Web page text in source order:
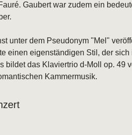
Gaubert war zudem ein
unter dem Pseudonym "Mel"
einen eigenständigen Stil, der sich
bildet das Klaviertrio d-Moll op. 49
Kammermusik.
schließen